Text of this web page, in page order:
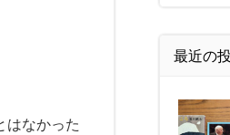
はなかった
最近の